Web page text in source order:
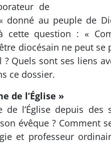
de
donné au peuple de
cette question : «
diocésain ne peut se
sont ses liens
ce dossier.
de l’Église »
l’Église depuis des
évêque ? Comment
et professeur